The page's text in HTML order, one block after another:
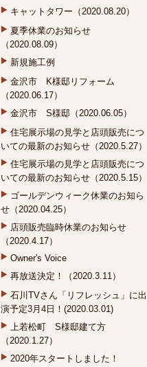
キャットタワー（2020.08.20）
夏季休業のお知らせ
（2020.08.09）
新規施工例
金沢市 K様邸リフォーム
（2020.06.17）
金沢市 S様邸（2020.06.05）
住宅展示場の見学と店頭販売につ
いての最新のお知らせ（2020.5.27）
住宅展示場の見学と店頭販売につ
いての最新のお知らせ（2020.5.15）
ゴールデンウィーク休業のお知ら
せ（2020.04.25）
店頭販売臨時休業のお知らせ
（2020.4.17）
Owner's Voice
再放送決定！（2020.3.11）
石川TVさん「リフレッシュ」に出
演予定3月4日！(2020.03.01)
上若松町 S様邸建て方
（2020.1.27）
2020年スタートしました！